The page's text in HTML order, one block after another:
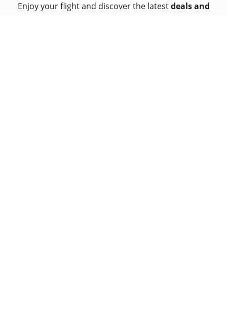
Enjoy your flight and discover the latestdeals and